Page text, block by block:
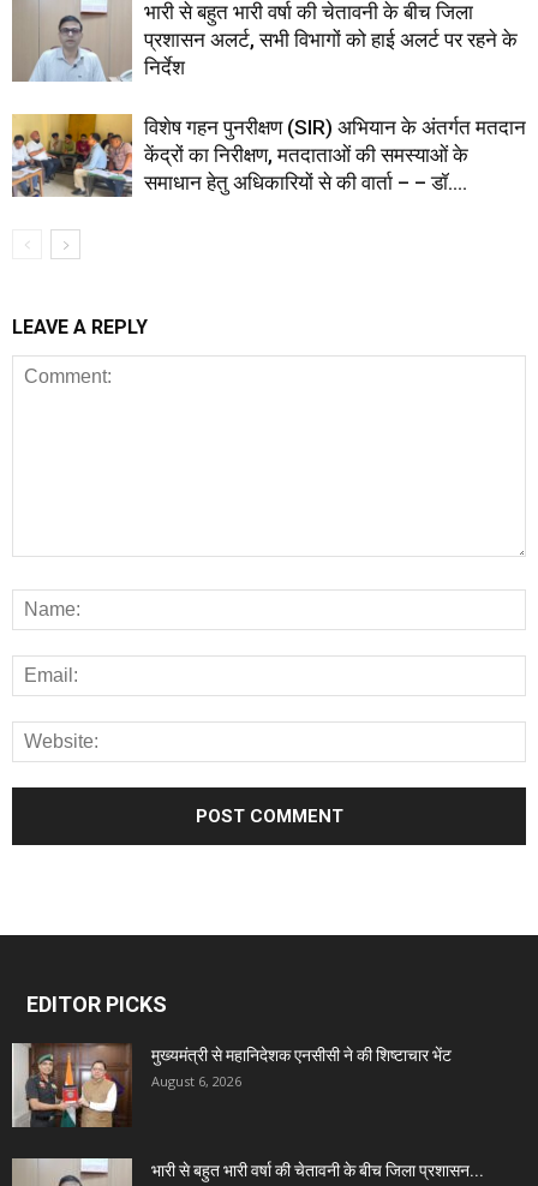
भारी से बहुत भारी वर्षा की चेतावनी के बीच जिला
प्रशासन अलर्ट, सभी विभागों को हाई अलर्ट पर रहने के
निर्देश
विशेष गहन पुनरीक्षण (SIR) अभियान के अंतर्गत मतदान
केंद्रों का निरीक्षण, मतदाताओं की समस्याओं के
समाधान हेतु अधिकारियों से की वार्ता – – डॉ....
LEAVE A REPLY
EDITOR PICKS
मुख्यमंत्री से महानिदेशक एनसीसी ने की शिष्टाचार भेंट
August 6, 2026
भारी से बहुत भारी वर्षा की चेतावनी के बीच जिला प्रशासन...